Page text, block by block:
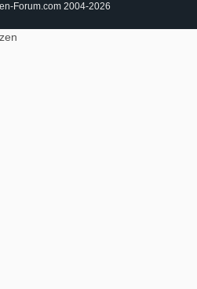
Forum.com 2004-2026